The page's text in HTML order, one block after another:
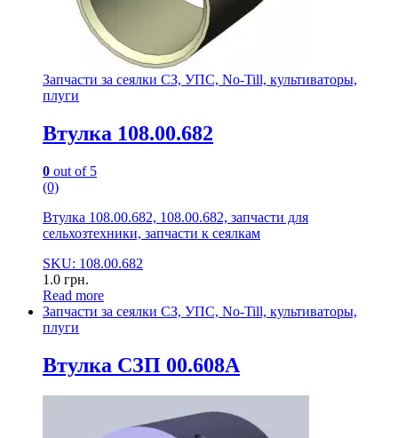
Запчасти за сеялки СЗ, УПС, No-Till, культиваторы,
плуги
Втулка 108.00.682
0 out of 5
(0)
Втулка 108.00.682, 108.00.682, запчасти для
сельхозтехники, запчасти к сеялкам
SKU: 108.00.682
1.0 грн.
Read more
Запчасти за сеялки СЗ, УПС, No-Till, культиваторы,
плуги
Втулка СЗП 00.608А